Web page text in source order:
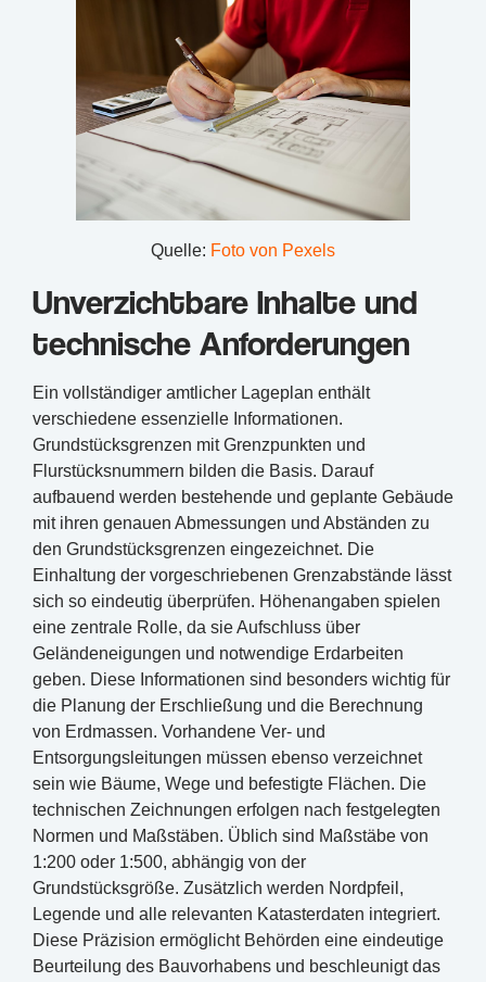
Quelle: Foto von Pexels
Unverzichtbare Inhalte und
technische Anforderungen
Ein vollständiger amtlicher Lageplan enthält
verschiedene essenzielle Informationen.
Grundstücksgrenzen mit Grenzpunkten und
Flurstücksnummern bilden die Basis. Darauf
aufbauend werden bestehende und geplante Gebäude
mit ihren genauen Abmessungen und Abständen zu
den Grundstücksgrenzen eingezeichnet. Die
Einhaltung der vorgeschriebenen Grenzabstände lässt
sich so eindeutig überprüfen. Höhenangaben spielen
eine zentrale Rolle, da sie Aufschluss über
Geländeneigungen und notwendige Erdarbeiten
geben. Diese Informationen sind besonders wichtig für
die Planung der Erschließung und die Berechnung
von Erdmassen. Vorhandene Ver- und
Entsorgungsleitungen müssen ebenso verzeichnet
sein wie Bäume, Wege und befestigte Flächen. Die
technischen Zeichnungen erfolgen nach festgelegten
Normen und Maßstäben. Üblich sind Maßstäbe von
1:200 oder 1:500, abhängig von der
Grundstücksgröße. Zusätzlich werden Nordpfeil,
Legende und alle relevanten Katasterdaten integriert.
Diese Präzision ermöglicht Behörden eine eindeutige
Beurteilung des Bauvorhabens und beschleunigt das